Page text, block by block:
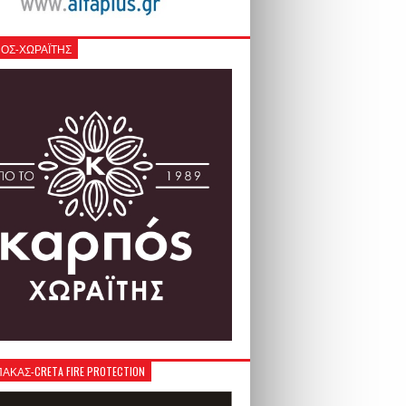
ΧΩΡΑΪΤΗΣ
CRETA FIRE PROTECTION